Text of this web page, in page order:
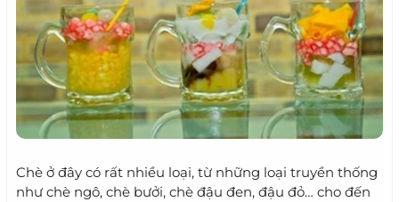
Chè ở đây có rất nhiều loại, từ những loại truyền thống
như chè ngô, chè bưởi, chè đậu đen, đậu đỏ… cho đến